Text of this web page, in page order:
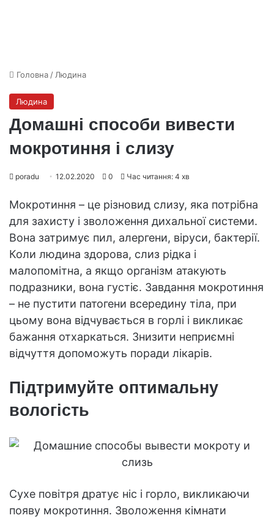
Головна / Людина
Людина
Домашні способи вивести
мокротиння і слизу
poradu 12.02.2020 0 Час читання: 4 хв
Мокротиння – це різновид слизу, яка потрібна
для захисту і зволоження дихальної системи.
Вона затримує пил, алергени, віруси, бактерії.
Коли людина здорова, слиз рідка і
малопомітна, а якщо організм атакують
подразники, вона густіє. Завдання мокротиння
– не пустити патогени всередину тіла, при
цьому вона відчувається в горлі і викликає
бажання отхаркаться. Знизити неприємні
відчуття допоможуть поради лікарів.
Підтримуйте оптимальну
вологість
Сухе повітря дратує ніс і горло, викликаючи
появу мокротиння. Зволоження кімнати